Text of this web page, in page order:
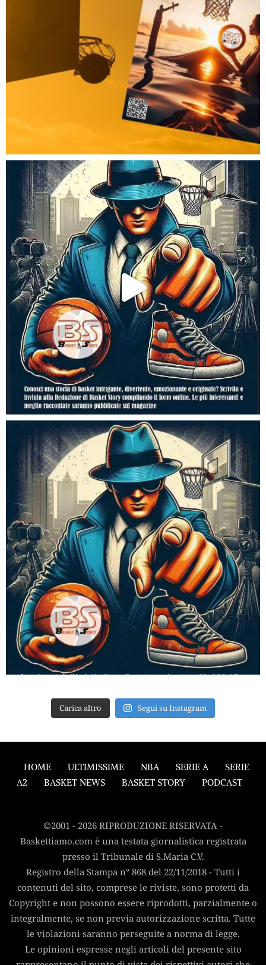
Carica altro Segui su Instagram
HOME ULTIMISSIME NBA SERIE A
SERIE
A2
BASKET NEWS BASKET STORY PODCAST
©2001 - 2026 RIPRODUZIONE RISERVATA -
Baskettiamo.com è una testata giornalistica registrata
presso il Tribunale di S.Maria C.V.
Registro della Stampa n° 868 del 22/11/2018 - Tutti i
contenuti del sito, comprese le riviste, sono protetti da
Copyright e non possono essere riprodotti, parzialmente o
integralmente, se non previa autorizzazione scritta. Tutte
le violazioni saranno perseguite a norma di legge.
Le opinioni espresse negli articoli del presente sito